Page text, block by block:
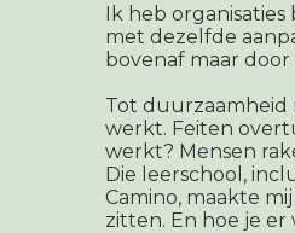
Ik heb organisaties
met dezelfde
bovenaf maar door
Tot duurzaamheid
werkt. Feiten
werkt? Mensen
Die leerschool,
Camino, maakte
zitten. En hoe je